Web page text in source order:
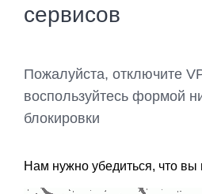
сервисов
Пожалуйста, отключите
воспользуйтесь формой
блокировки
Нам нужно убедиться, что вы